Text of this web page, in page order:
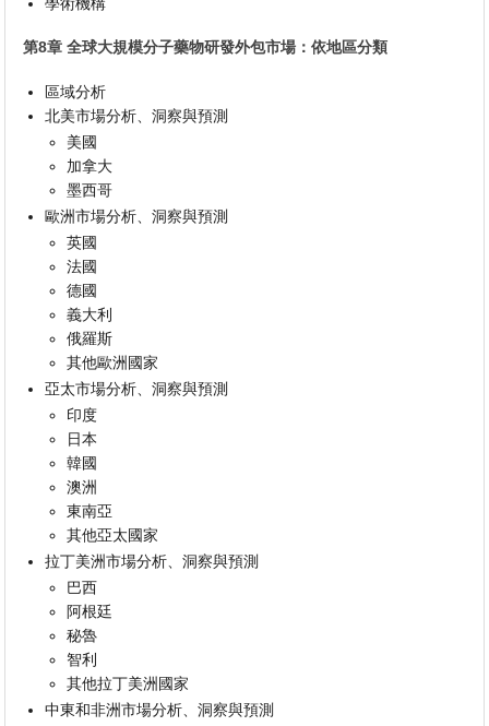
第8章 全球大規模分子藥物研發外包市場：依地區分類
區域分析
北美市場分析、洞察與預測
美國
加拿大
墨西哥
歐洲市場分析、洞察與預測
英國
法國
德國
義大利
俄羅斯
其他歐洲國家
亞太市場分析、洞察與預測
印度
日本
韓國
澳洲
東南亞
其他亞太國家
拉丁美洲市場分析、洞察與預測
巴西
阿根廷
秘魯
智利
其他拉丁美洲國家
中東和非洲市場分析、洞察與預測